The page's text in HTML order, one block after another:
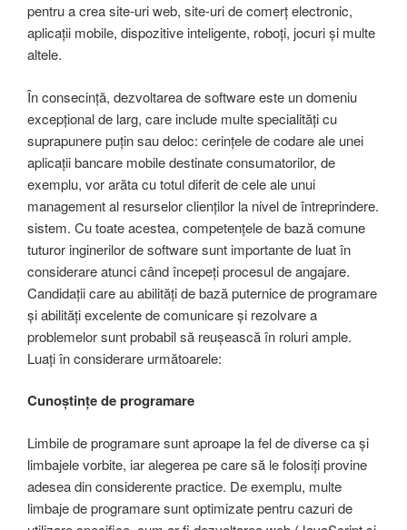
pentru a crea site-uri web, site-uri de comerț electronic,
aplicații mobile, dispozitive inteligente, roboți, jocuri și multe
altele.
În consecință, dezvoltarea de software este un domeniu
excepțional de larg, care include multe specialități cu
suprapunere puțin sau deloc: cerințele de codare ale unei
aplicații bancare mobile destinate consumatorilor, de
exemplu, vor arăta cu totul diferit de cele ale unui
management al resurselor clienților la nivel de întreprindere.
sistem. Cu toate acestea, competențele de bază comune
tuturor inginerilor de software sunt importante de luat în
considerare atunci când începeți procesul de angajare.
Candidații care au abilități de bază puternice de programare
și abilități excelente de comunicare și rezolvare a
problemelor sunt probabil să reușească în roluri ample.
Luați în considerare următoarele:
Cunoștințe de programare
Limbile de programare sunt aproape la fel de diverse ca și
limbajele vorbite, iar alegerea pe care să le folosiți provine
adesea din considerente practice. De exemplu, multe
limbaje de programare sunt optimizate pentru cazuri de